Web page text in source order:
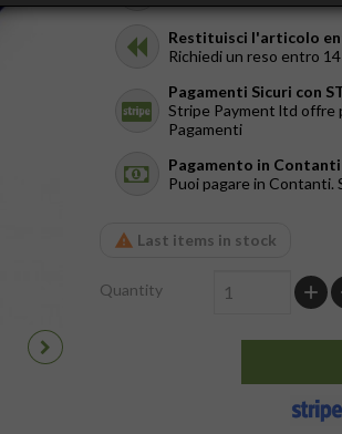
Restituisci l'articolo
Richiedi un reso entro
Pagamenti Sicuri con
Stripe Payment ltd offre
Pagamenti
Pagamento in Contanti
Puoi pagare in Contanti.
Last items in stock
Quantity